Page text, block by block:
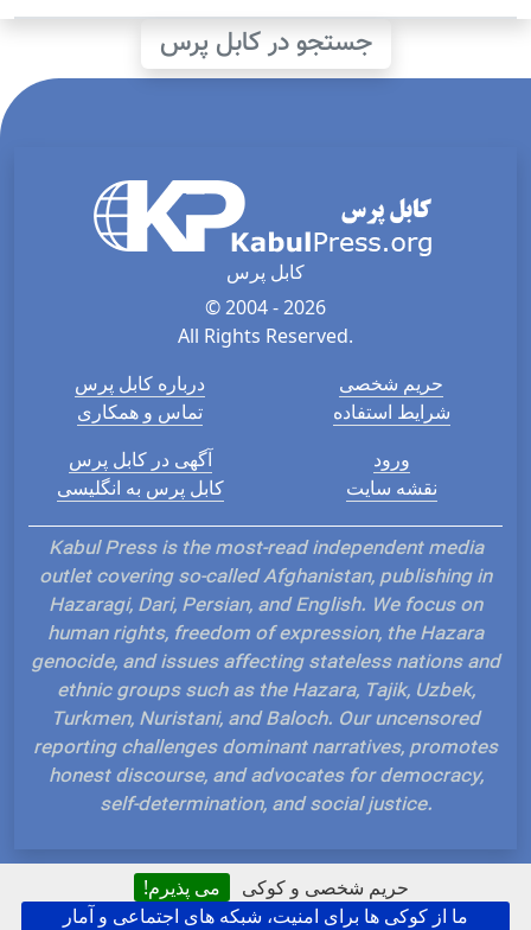
حریم شخصی و کوکی
می پذیرم!
ما از کوکی ها برای امنیت، شبکه های اجتماعی و آمار
جستجو در کابل پرس
کابل پرس
© 2004 - 2026
All Rights Reserved.
درباره کابل پرس
تماس و همکاری
حریم شخصی
شرایط استفاده
آگهی در کابل پرس
کابل پرس به انگلیسی
ورود
نقشه سایت
Kabul Press is the most-read independent media
outlet covering so-called Afghanistan, publishing in
Hazaragi, Dari, Persian, and English. We focus on
human rights, freedom of expression, the Hazara
genocide, and issues affecting stateless nations and
ethnic groups such as the Hazara, Tajik, Uzbek,
Turkmen, Nuristani, and Baloch. Our uncensored
reporting challenges dominant narratives, promotes
honest discourse, and advocates for democracy,
self-determination, and social justice.
Hosted and Developed by IP Plans